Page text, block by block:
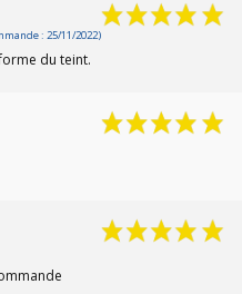
: 25/11/2022)
du teint.